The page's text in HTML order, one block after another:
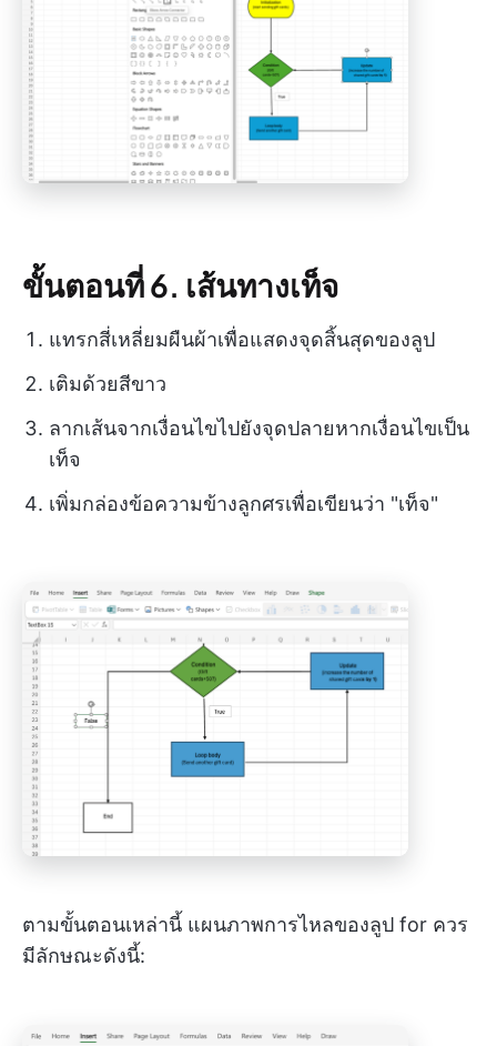
ขั้นตอนที่ 6. เส้นทางเท็จ
แทรกสี่เหลี่ยมผืนผ้าเพื่อแสดงจุดสิ้นสุดของลูป
เติมด้วยสีขาว
ลากเส้นจากเงื่อนไขไปยังจุดปลายหากเงื่อนไขเป็น
เท็จ
เพิ่มกล่องข้อความข้างลูกศรเพื่อเขียนว่า "เท็จ"
ตามขั้นตอนเหล่านี้ แผนภาพการไหลของลูป for ควร
มีลักษณะดังนี้: